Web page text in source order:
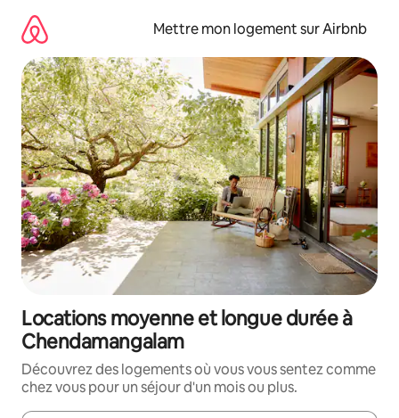
directement
contenu
Mettre mon logement sur Airbnb
Locations moyenne et longue durée à
Chendamangalam
Découvrez des logements où vous vous sentez comme
chez vous pour un séjour d'un mois ou plus.